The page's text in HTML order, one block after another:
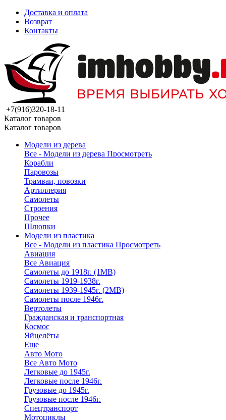
Доставка и оплата
Возврат
Контакты
+7(916)320-18-11
Каталог товаров
Каталог товаров
Модели из дерева
Все - Модели из дерева Просмотреть
Корабли
Паровозы
Трамваи, повозки
Артиллерия
Самолеты
Строения
Прочее
Шлюпки
Модели из пластика
Все - Модели из пластика Просмотреть
Авиация
Все Авиация
Самолеты до 1918г. (1МВ)
Самолеты 1919-1938г.
Самолеты 1939-1945г. (2МВ)
Самолеты после 1946г.
Вертолеты
Гражданская и транспортная
Космос
Яйцелёты
Еще
Авто Мото
Все Авто Мото
Легковые до 1945г.
Легковые после 1946г.
Грузовые до 1945г.
Грузовые после 1946г.
Спецтранспорт
Мотоциклы